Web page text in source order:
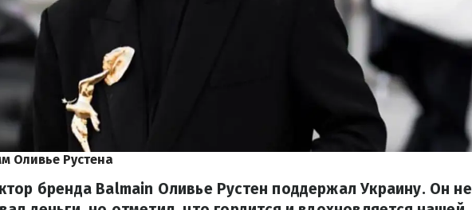
Оливье Рустена
бренда Balmain Оливье Рустен поддержал Украину. Он не